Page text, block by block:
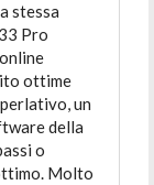
stessa
Pro
ottime
un
della
o
Molto